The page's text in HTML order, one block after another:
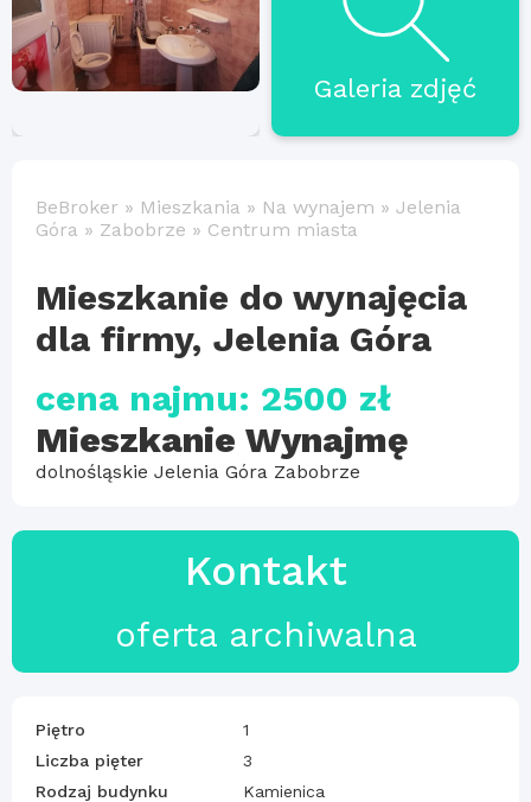
Galeria zdjęć
BeBroker » Mieszkania » Na wynajem » Jelenia
Góra » Zabobrze » Centrum miasta
Mieszkanie do wynajęcia
dla firmy, Jelenia Góra
cena najmu: 2500 zł
Mieszkanie Wynajmę
dolnośląskie Jelenia Góra Zabobrze
Kontakt
oferta archiwalna
Piętro
1
Liczba pięter
3
Rodzaj budynku
Kamienica